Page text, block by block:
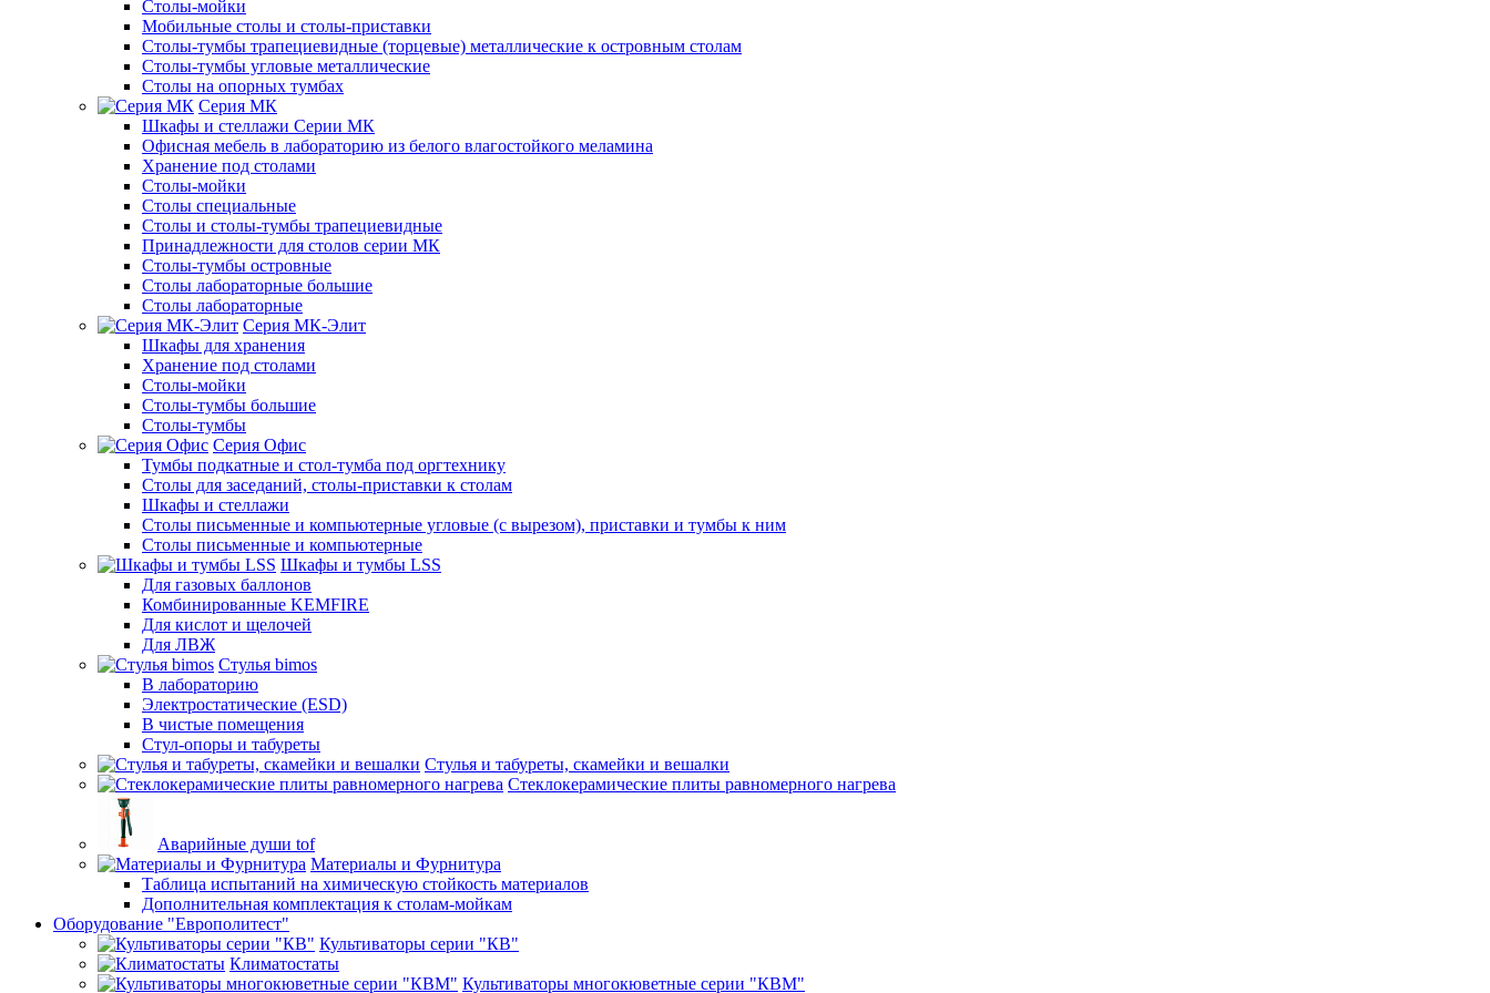
Столы-мойки
Мобильные столы и столы-приставки
Столы-тумбы трапециевидные (торцевые) металлические к островным столам
Столы-тумбы угловые металлические
Столы на опорных тумбах
Серия МК
Шкафы и стеллажи Серии МК
Офисная мебель в лабораторию из белого влагостойкого меламина
Хранение под столами
Столы-мойки
Столы специальные
Столы и столы-тумбы трапециевидные
Принадлежности для столов серии МК
Столы-тумбы островные
Столы лабораторные большие
Столы лабораторные
Серия МК-Элит
Шкафы для хранения
Хранение под столами
Столы-мойки
Столы-тумбы большие
Столы-тумбы
Серия Офис
Тумбы подкатные и стол-тумба под оргтехнику
Столы для заседаний, столы-приставки к столам
Шкафы и стеллажи
Столы письменные и компьютерные угловые (с вырезом), приставки и тумбы к ним
Столы письменные и компьютерные
Шкафы и тумбы LSS
Для газовых баллонов
Комбинированные KEMFIRE
Для кислот и щелочей
Для ЛВЖ
Стулья bimos
В лабораторию
Электростатические (ESD)
В чистые помещения
Стул-опоры и табуреты
Стулья и табуреты, скамейки и вешалки
Стеклокерамические плиты равномерного нагрева
Аварийные души tof
Материалы и Фурнитура
Таблица испытаний на химическую стойкость материалов
Дополнительная комплектация к столам-мойкам
Оборудование "Европолитест"
Культиваторы серии "КВ"
Климатостаты
Культиваторы многокюветные серии "КВМ"